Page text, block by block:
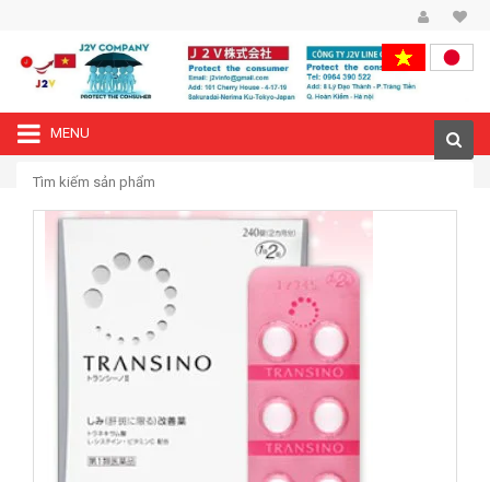
MENU
Viên uống trị nám tàn nhang Transino Whitening 240 viên